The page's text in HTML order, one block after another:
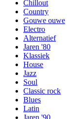
Chillout
Country
Gouwe ouwe
Electro
Alternatief
Jaren '80
Klassiek
House
Jazz
Soul
Classic rock
Blues
Latin